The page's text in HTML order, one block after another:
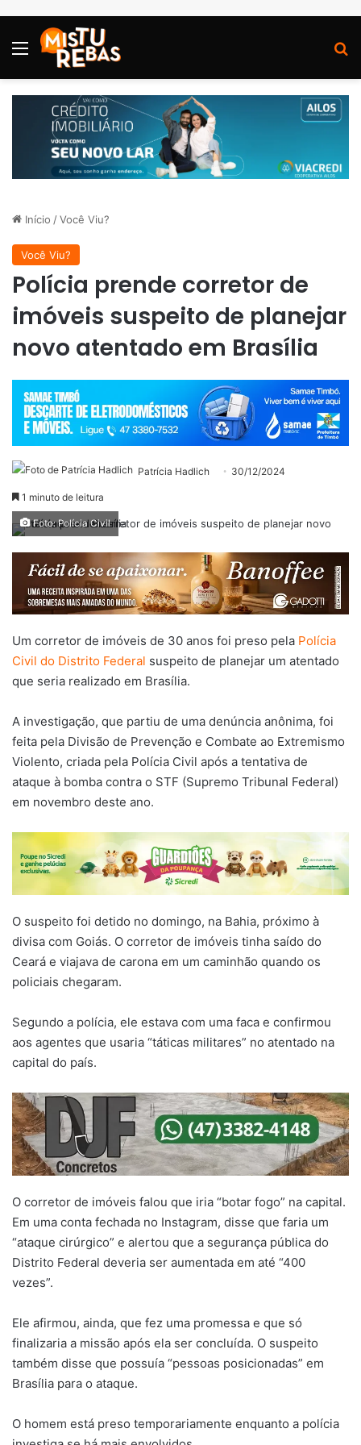
Menu
Início /Você Viu?
Você Viu?
Polícia prende corretor de
imóveis suspeito de planejar
novo atentado em Brasília
Patrícia Hadlich 30/12/2024
1 minuto de leitura
Foto: Polícia Civil
Um corretor de imóveis de 30 anos foi preso pela Polícia
Civil do Distrito Federal suspeito de planejar um atentado
que seria realizado em Brasília.
A investigação, que partiu de uma denúncia anônima, foi
feita pela Divisão de Prevenção e Combate ao Extremismo
Violento, criada pela Polícia Civil após a tentativa de
ataque à bomba contra o STF (Supremo Tribunal Federal)
em novembro deste ano.
O suspeito foi detido no domingo, na Bahia, próximo à
divisa com Goiás. O corretor de imóveis tinha saído do
Ceará e viajava de carona em um caminhão quando os
policiais chegaram.
Segundo a polícia, ele estava com uma faca e confirmou
aos agentes que usaria “táticas militares” no atentado na
capital do país.
O corretor de imóveis falou que iria “botar fogo” na capital.
Em uma conta fechada no Instagram, disse que faria um
“ataque cirúrgico” e alertou que a segurança pública do
Distrito Federal deveria ser aumentada em até “400
vezes”.
Ele afirmou, ainda, que fez uma promessa e que só
finalizaria a missão após ela ser concluída. O suspeito
também disse que possuía “pessoas posicionadas” em
Brasília para o ataque.
O homem está preso temporariamente enquanto a polícia